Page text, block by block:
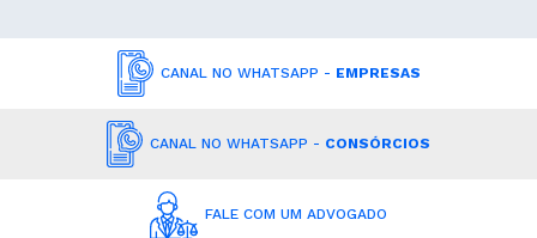
CANAL NO WHATSAPP - EMPRESAS
CANAL NO WHATSAPP - CONSÓRCIOS
FALE COM UM ADVOGADO